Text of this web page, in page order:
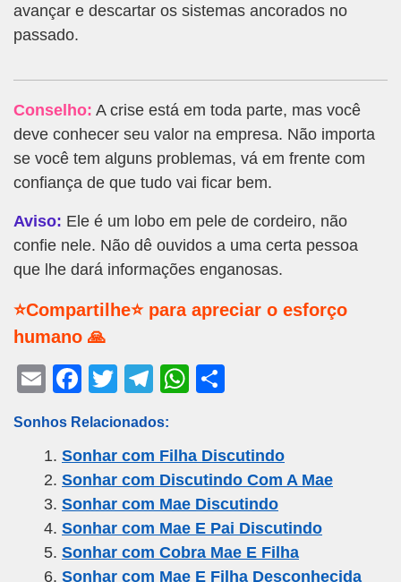
avançar e descartar os sistemas ancorados no
passado.
Conselho: A crise está em toda parte, mas você
deve conhecer seu valor na empresa. Não importa
se você tem alguns problemas, vá em frente com
confiança de que tudo vai ficar bem.
Aviso: Ele é um lobo em pele de cordeiro, não
confie nele. Não dê ouvidos a uma certa pessoa
que lhe dará informações enganosas.
⭐Compartilhe⭐ para apreciar o esforço
humano 🙏
E
ail
F
c
e
b
o
o
T
tt
er
T
e
gr
a
m
W
s
A
p
p
e
Sonhos Relacionados:
Sonhar com Filha Discutindo
Sonhar com Discutindo Com A Mae
Sonhar com Mae Discutindo
Sonhar com Mae E Pai Discutindo
Sonhar com Cobra Mae E Filha
Sonhar com Mae E Filha Desconhecida